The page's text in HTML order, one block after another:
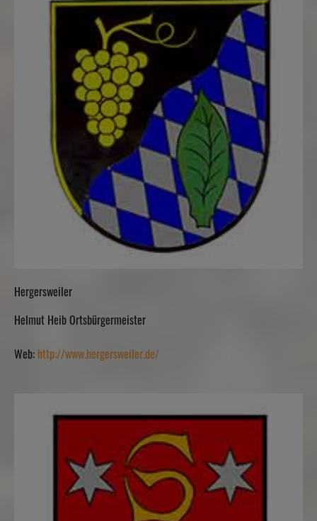
Hergersweiler
Helmut Heib Ortsbürgermeister
Web: http://www.hergersweiler.de/